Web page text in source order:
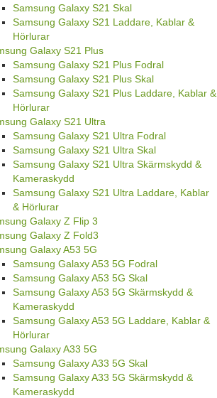
Samsung Galaxy S21 Skal
Samsung Galaxy S21 Laddare, Kablar &
Hörlurar
Galaxy S21 Plus
Samsung Galaxy S21 Plus Fodral
Samsung Galaxy S21 Plus Skal
Samsung Galaxy S21 Plus Laddare, Kablar &
Hörlurar
Galaxy S21 Ultra
Samsung Galaxy S21 Ultra Fodral
Samsung Galaxy S21 Ultra Skal
Samsung Galaxy S21 Ultra Skärmskydd &
Kameraskydd
Samsung Galaxy S21 Ultra Laddare, Kablar
& Hörlurar
Galaxy Z Flip 3
Galaxy Z Fold3
Galaxy A53 5G
Samsung Galaxy A53 5G Fodral
Samsung Galaxy A53 5G Skal
Samsung Galaxy A53 5G Skärmskydd &
Kameraskydd
Samsung Galaxy A53 5G Laddare, Kablar &
Hörlurar
Galaxy A33 5G
Samsung Galaxy A33 5G Skal
Samsung Galaxy A33 5G Skärmskydd &
Kameraskydd